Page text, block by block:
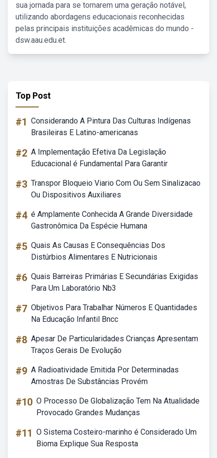
sua jornada para se tornarem uma geração notável,
utilizando abordagens educacionais reconhecidas
pelas principais instituições acadêmicas do mundo -
dsw.aau.edu.et.
Top Post
#1 Considerando A Pintura Das Culturas Indígenas
Brasileiras E Latino-americanas
#2 A Implementação Efetiva Da Legislação
Educacional é Fundamental Para Garantir
#3 Transpor Bloqueio Viario Com Ou Sem Sinalizacao
Ou Dispositivos Auxiliares
#4 é Amplamente Conhecida A Grande Diversidade
Gastronômica Da Espécie Humana
#5 Quais As Causas E Consequências Dos
Distúrbios Alimentares E Nutricionais
#6 Quais Barreiras Primárias E Secundárias Exigidas
Para Um Laboratório Nb3
#7 Objetivos Para Trabalhar Números E Quantidades
Na Educação Infantil Bncc
#8 Apesar De Particularidades Crianças Apresentam
Traços Gerais De Evolução
#9 A Radioatividade Emitida Por Determinadas
Amostras De Substâncias Provém
#10 O Processo De Globalização Tem Na Atualidade
Provocado Grandes Mudanças
#11 O Sistema Costeiro-marinho é Considerado Um
Bioma Explique Sua Resposta